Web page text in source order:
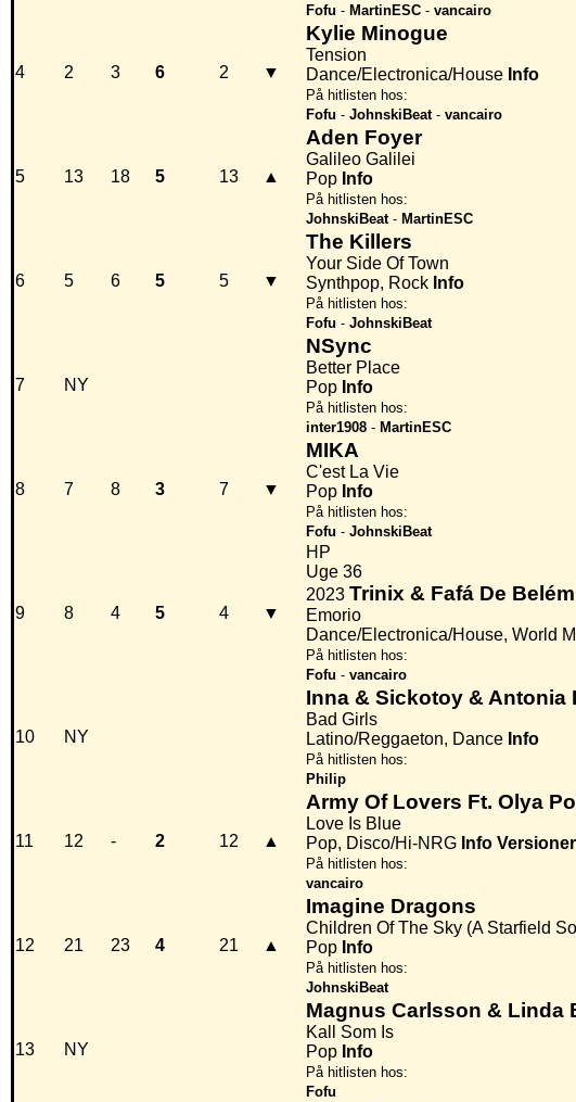
Fofu - MartinESC - vancairo
4 2 3 6 2 ▼
Kylie Minogue
Tension
Dance/Electronica/House Info
På hitlisten hos:
Fofu - JohnskiBeat- vancairo
5 13 18 5 13 ▲
Aden Foyer
Galileo Galilei
Pop Info
På hitlisten hos:
JohnskiBeat- MartinESC
6 5 6 5 5 ▼
The Killers
Your Side Of Town
Synthpop, Rock Info
På hitlisten hos:
Fofu - JohnskiBeat
7 NY
NSync
Better Place
Pop Info
På hitlisten hos:
inter1908 - MartinESC
8 7 8 3 7 ▼
MIKA
C'est La Vie
Pop Info
På hitlisten hos:
Fofu - JohnskiBeat
9 8 4 5 4 ▼
HP
Uge 36
2023 Trinix & Fafá De Belém
Emorio
Dance/Electronica/House, World
På hitlisten hos:
Fofu - vancairo
10 NY
Inna & Sickotoy & Antonia
Bad Girls
Latino/Reggaeton, Dance Info
På hitlisten hos:
Philip
11 12 - 2 12 ▲
Army Of Lovers Ft. Olya
Love Is Blue
Pop, Disco/Hi-NRG Info Versioner
På hitlisten hos:
vancairo
12 21 23 4 21 ▲
Imagine Dragons
Children Of The Sky (A Starfield
Pop Info
På hitlisten hos:
JohnskiBeat
13 NY
Magnus Carlsson & Linda
Kall Som Is
Pop Info
På hitlisten hos:
Fofu